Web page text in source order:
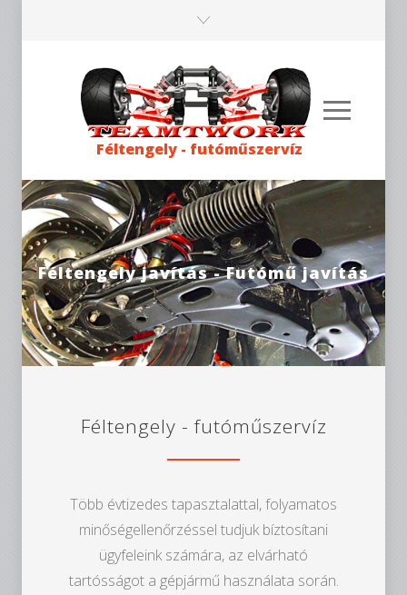
Féltengely - futóműszervíz
Féltengely javítás - Futómű javítás
Féltengely - futóműszervíz
Több évtizedes tapasztalattal, folyamatos
minőségellenőrzéssel tudjuk bíztosítani
ügyfeleink számára, az elvárható
tartósságot a gépjármű használata során.